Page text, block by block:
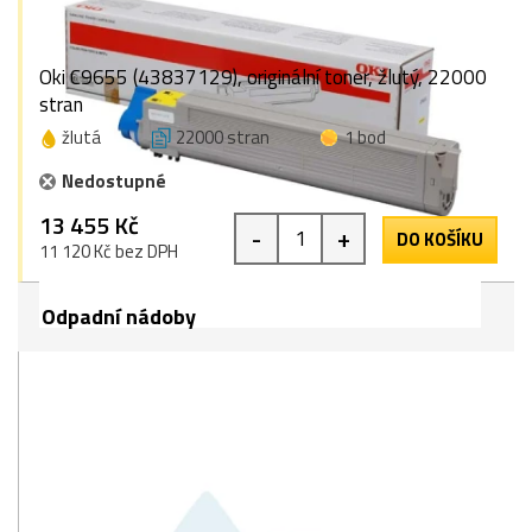
Oki C9655 (43837129), originální toner, žlutý, 22000
stran
žlutá 22000 stran
1 bod
Nedostupné
13 455 Kč
11 120 Kč bez DPH - + DO KOŠÍKU
Odpadní nádoby